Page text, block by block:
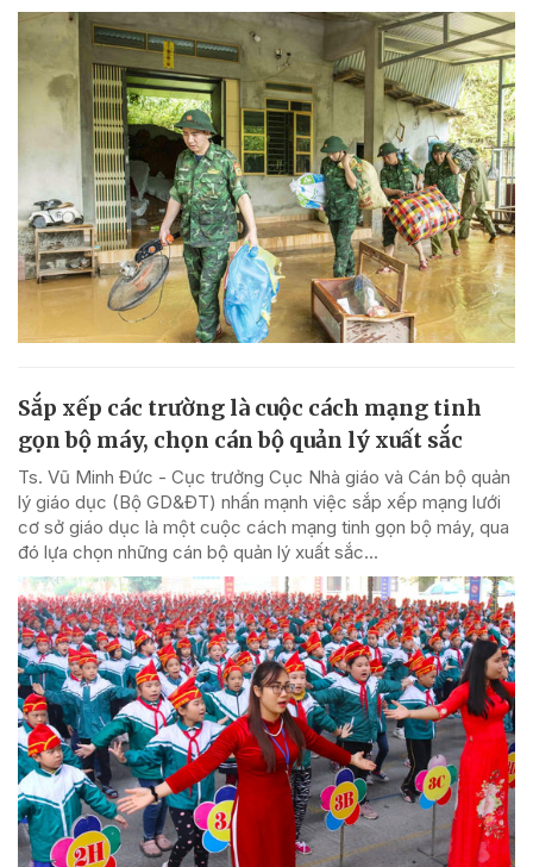
Sắp xếp các trường là cuộc cách mạng tinh
gọn bộ máy, chọn cán bộ quản lý xuất sắc
Ts. Vũ Minh Đức - Cục trưởng Cục Nhà giáo và Cán bộ quản
lý giáo dục (Bộ GD&ĐT) nhấn mạnh việc sắp xếp mạng lưới
cơ sở giáo dục là một cuộc cách mạng tinh gọn bộ máy, qua
đó lựa chọn những cán bộ quản lý xuất sắc...